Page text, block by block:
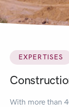
EXPERTISES
With more than